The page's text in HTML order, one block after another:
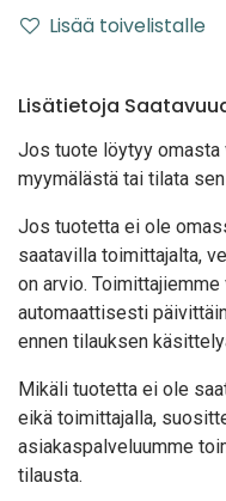
Lisää toivelistalle
Lisätietoja
Jos tuote löytyy omasta
myymälästä tai tilata
Jos tuotetta ei ole
saatavilla toimittajalta,
on arvio.
automaattisesti
ennen tilauksen
Mikäli tuotetta ei ole
eikä toimittajalla,
asiakaspalveluumme
tilausta.